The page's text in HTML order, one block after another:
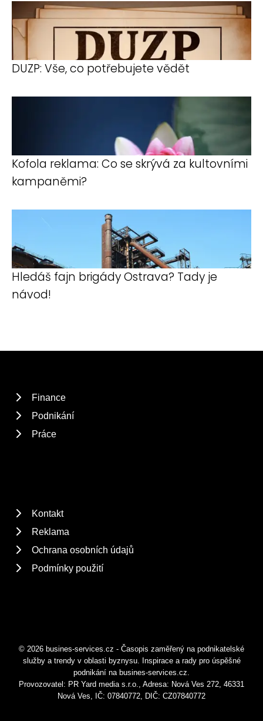
DUZP: Vše, co potřebujete vědět
Kofola reklama: Co se skrývá za kultovními
kampaněmi?
Hledáš fajn brigády Ostrava? Tady je
návod!
Finance
Podnikání
Práce
Kontakt
Reklama
Ochrana osobních údajů
Podmínky použití
© 2026 busines-services.cz - Časopis zaměřený na podnikatelské
služby a trendy v oblasti byznysu. Inspirace a rady pro úspěšné
podnikání na busines-services.cz.
Provozovatel: PR Yard media s.r.o., Adresa: Nová Ves 272, 46331
Nová Ves, IČ: 07840772, DIČ: CZ07840772